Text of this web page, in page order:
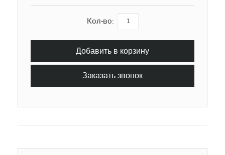
Кол-во:
Добавить в корзину
Заказать звонок